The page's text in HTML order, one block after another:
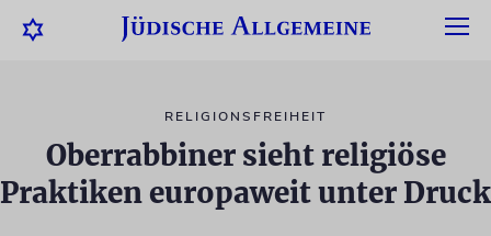
RELIGIONSFREIHEIT
Oberrabbiner sieht religiöse
Praktiken europaweit unter Druck